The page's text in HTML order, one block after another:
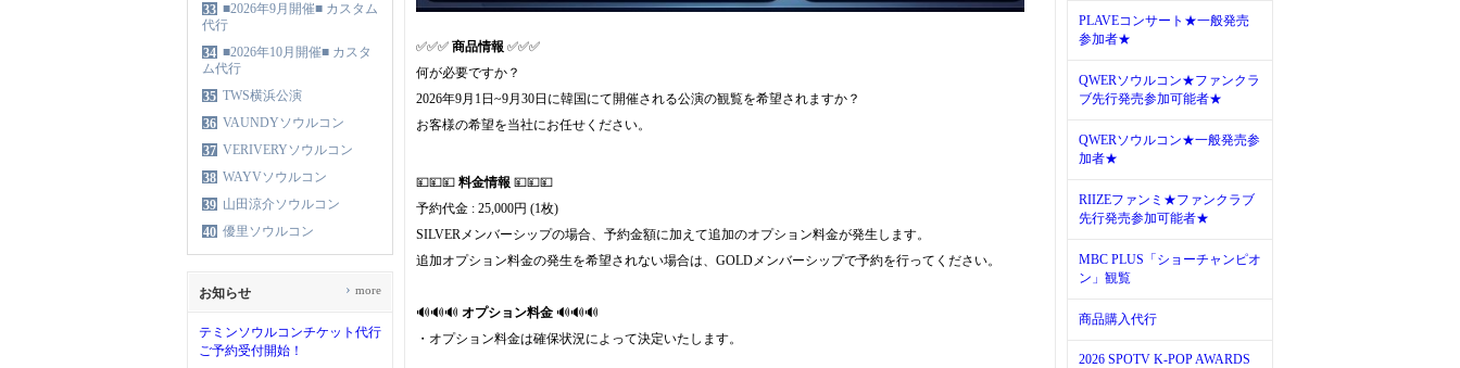
33 ■2026年9月開催■ カスタム
代行
34 ■2026年10月開催■ カスタ
ム代行
35 TWS横浜公演
36 VAUNDYソウルコン
37 VERIVERYソウルコン
38 WAYVソウルコン
39 山田涼介ソウルコン
40 優里ソウルコン
お知らせ
テミンソウルコンチケット代行
ご予約受付開始！
› more
✅✅✅ 商品情報 ✅✅✅
何が必要ですか？
2026年9月1日~9月30日に韓国にて開催される公演の観覧を希望されますか？
お客様の希望を当社にお任せください。
💴💴💴 料金情報 💴💴💴
予約代金 : 25,000円 (1枚)
SILVERメンバーシップの場合、予約金額に加えて追加のオプション料金が発生します。
追加オプション料金の発生を希望されない場合は、GOLDメンバーシップで予約を行ってください。
🔊🔊🔊 オプション料金 🔊🔊🔊
・オプション料金は確保状況によって決定いたします。
PLAVEコンサート★一般発売
参加者★
QWERソウルコン★ファンクラ
ブ先行発売参加可能者★
QWERソウルコン★一般発売参
加者★
RIIZEファンミ★ファンクラブ
先行発売参加可能者★
MBC PLUS「ショーチャンピオ
ン」観覧
商品購入代行
2026 SPOTV K-POP AWARDS